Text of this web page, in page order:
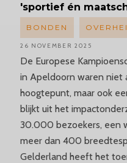
'sportief én
De Europese
in Apeldoorn waren niet
hoogtepunt, maar ook
blijkt uit het
30.000 bezoekers, een
meer dan 400
Gelderland heeft het
BONDEN
26 NOVEMBER 2025